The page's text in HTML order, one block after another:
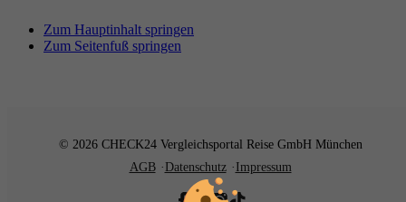
Zum Hauptinhalt springen
Zum Seitenfuß springen
© 2026 CHECK24 Vergleichsportal Reise GmbH München
AGB
Datenschutz Impressum